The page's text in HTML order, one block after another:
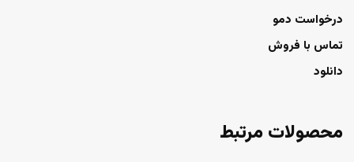
درخواست دمو
تماس با فروش
دانلود
محصولات مرتبط